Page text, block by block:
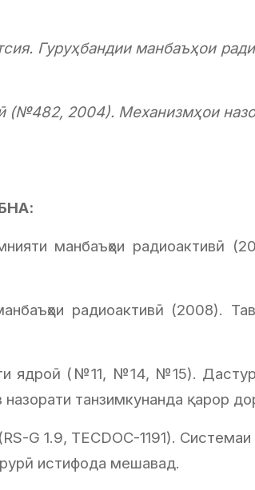
Гуруҳбандии манбаъҳои
2004). Механизмҳои
манбаъҳои радиоактивӣ
радиоактивӣ (2008).
ядроӣ (№11, №14, №15).
танзимкунанда қарор
G 1.9, TECDOC-1191).
истифода мешавад.